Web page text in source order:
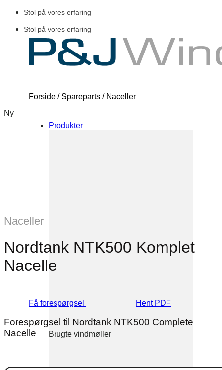
Fortsæt
indhold
Stol på vores erfaring
Stol på vores erfaring
Produkter
Brugte vindmøller
Forside / Spareparts / Naceller
Ny
Naceller
Nordtank NTK500 Komplet
Nacelle
Få forespørgsel Hent PDF
Forespørgsel til Nordtank NTK500 Complete
Nacelle